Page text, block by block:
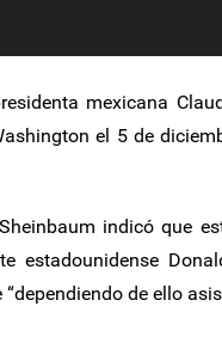
mexicana
el 5 de
indicó que
estadounidense
de ello